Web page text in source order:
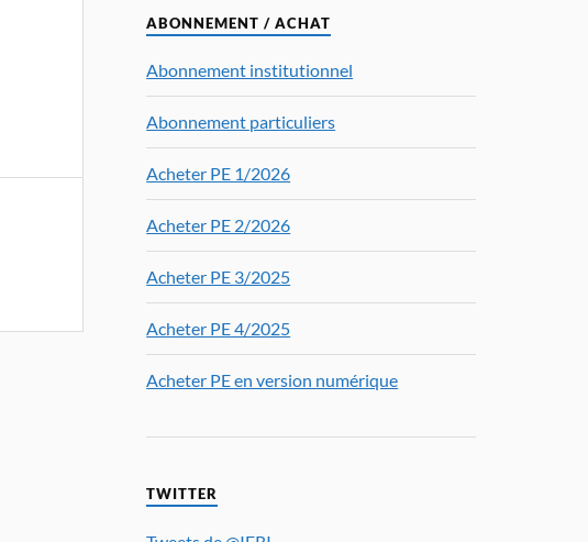
ABONNEMENT / ACHAT
Abonnement institutionnel
Abonnement particuliers
Acheter PE 1/2026
Acheter PE 2/2026
Acheter PE 3/2025
Acheter PE 4/2025
Acheter PE en version numérique
TWITTER